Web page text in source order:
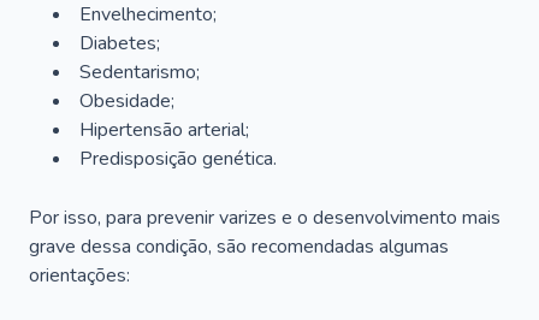
Envelhecimento;
Diabetes;
Sedentarismo;
Obesidade;
Hipertensão arterial;
Predisposição genética.
Por isso, para prevenir varizes e o desenvolvimento mais
grave dessa condição, são recomendadas algumas
orientações: